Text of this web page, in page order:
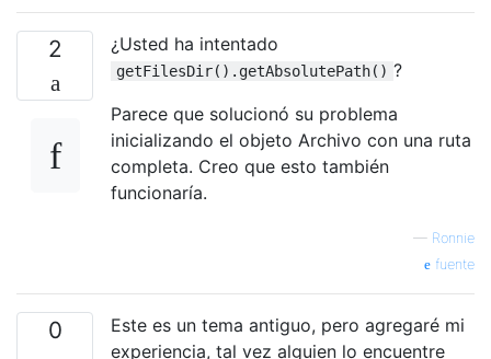
2 ¿Usted ha intentado
getFilesDir().getAbsolutePath() ?
Parece que solucionó su problema
inicializando el objeto Archivo con una ruta
completa. Creo que esto también
funcionaría.
— Ronnie
fuente
0
Este es un tema antiguo, pero agregaré mi
experiencia, tal vez alguien lo encuentre